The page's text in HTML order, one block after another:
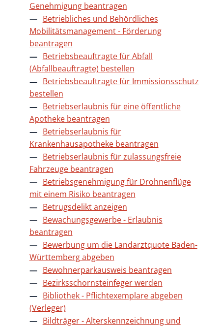
Genehmigung beantragen
Betriebliches und Behördliches
Mobilitätsmanagement - Förderung
beantragen
Betriebsbeauftragte für Abfall
(Abfallbeauftragte) bestellen
Betriebsbeauftragte für Immissionsschutz
bestellen
Betriebserlaubnis für eine öffentliche
Apotheke beantragen
Betriebserlaubnis für
Krankenhausapotheke beantragen
Betriebserlaubnis für zulassungsfreie
Fahrzeuge beantragen
Betriebsgenehmigung für Drohnenflüge
mit einem Risiko beantragen
Betrugsdelikt anzeigen
Bewachungsgewerbe - Erlaubnis
beantragen
Bewerbung um die Landarztquote Baden-
Württemberg abgeben
Bewohnerparkausweis beantragen
Bezirksschornsteinfeger werden
Bibliothek - Pflichtexemplare abgeben
(Verleger)
Bildträger - Alterskennzeichnung und